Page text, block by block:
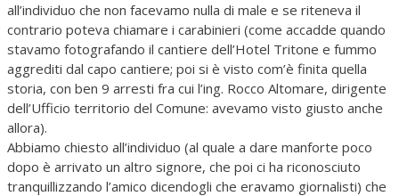
all’individuo che non facevamo nulla di male e se riteneva il
contrario poteva chiamare i carabinieri (come accadde quando
stavamo fotografando il cantiere dell’Hotel Tritone e fummo
aggrediti dal capo cantiere; poi si è visto com’è finita quella
storia, con ben 9 arresti fra cui l’ing. Rocco Altomare, dirigente
dell’Ufficio territorio del Comune: avevamo visto giusto anche
allora).
Abbiamo chiesto all’individuo (al quale a dare manforte poco
dopo è arrivato un altro signore, che poi ci ha riconosciuto
tranquillizzando l’amico dicendogli che eravamo giornalisti) che